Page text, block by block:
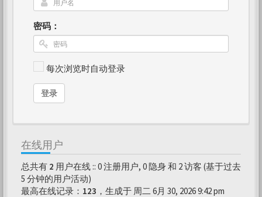
密码：
每次浏览时自动登录
登录
在线用户
总共有 2 用户在线 :: 0 注册用户, 0 隐身 和 2 访客 (基于过去
5 分钟的用户活动)
最高在线记录： 123 ，生成于 周二 6月 30, 2026 9:42 pm